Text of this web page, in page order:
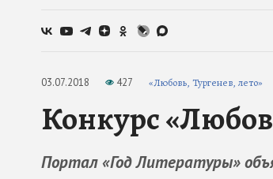
03.07.2018 427 «Любовь, Тургенев, лето»
Конкурс
Портал «Год Литературы»